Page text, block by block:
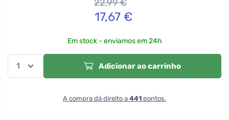
22,99€
17,67 €
Em stock - enviamos em 24h
Adicionar ao carrinho
A compra dá direito a 441 pontos.